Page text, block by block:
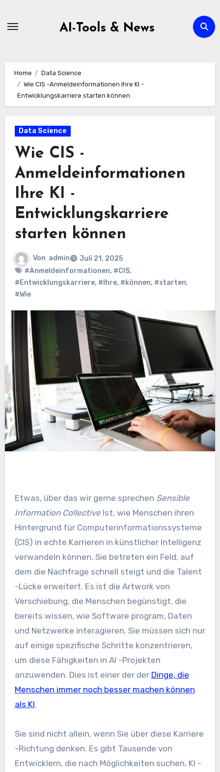
AI-Tools & News
Home
Data Science
Wie CIS -Anmeldeinformationen Ihre KI -
Entwicklungskarriere starten können
Data Science
Wie CIS -
Anmeldeinformationen
Ihre KI -
Entwicklungskarriere
starten können
Von admin
Juli 21, 2025
#Anmeldeinformationen, #CIS,
#Entwicklungskarriere, #Ihre, #können, #starten,
#Wie
Etwas, über das wir gerne sprechen Sensible
Information CollectiveIst, wie Menschen ihren
Hintergrund für Computerinformationssysteme
(CIS) in echte Karrieren in künstlicher Intelligenz
verwandeln können. Sie betreten ein Feld, auf
dem die Nachfrage schnell steigt und die Talent
-Lücke erweitert. Es ist die Artwork von
Verschiebung, die Menschen begünstigt, die
bereits wissen, wie Software program, Daten
und Netzwerke interagieren. Sie müssen sich nur
auf einige spezifische Schritte konzentrieren,
um diese Fähigkeiten in AI -Projekten
anzuwenden. Dies ist einer der der Dinge, die
Menschen immer noch besser machen können
als KI.
Sie sind nicht allein, wenn Sie über diese Karriere
-Richtung denken. Es gibt Tausende von
Entwicklern, die nach Möglichkeiten suchen, KI -